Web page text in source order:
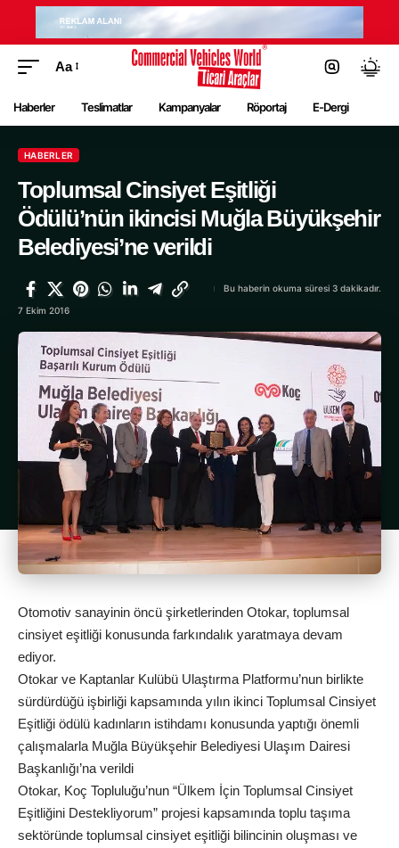
Aa
Haberler Teslimatlar Kampanyalar Röportaj E-Dergi
HABERLER
Toplumsal Cinsiyet Eşitliği
Ödülü’nün ikincisi Muğla Büyükşehir
Belediyesi’ne verildi
7 Ekim 2016
Bu haberin okuma süresi 3 dakikadır.
Otomotiv sanayinin öncü şirketlerinden Otokar, toplumsal
cinsiyet eşitliği konusunda farkındalık yaratmaya devam
ediyor.
Otokar ve Kaptanlar Kulübü Ulaştırma Platformu’nun birlikte
sürdürdüğü işbirliği kapsamında yılın ikinci Toplumsal Cinsiyet
Eşitliği ödülü kadınların istihdamı konusunda yaptığı önemli
çalışmalarla Muğla Büyükşehir Belediyesi Ulaşım Dairesi
Başkanlığı’na verildi
Otokar, Koç Topluluğu’nun “Ülkem İçin Toplumsal Cinsiyet
Eşitliğini Destekliyorum” projesi kapsamında toplu taşıma
sektöründe toplumsal cinsiyet eşitliği bilincinin oluşması ve